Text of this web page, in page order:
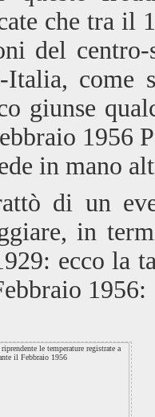
che tra il
del
Italia, come
giunse
1956
in mano
di un
in
ecco la
1956: